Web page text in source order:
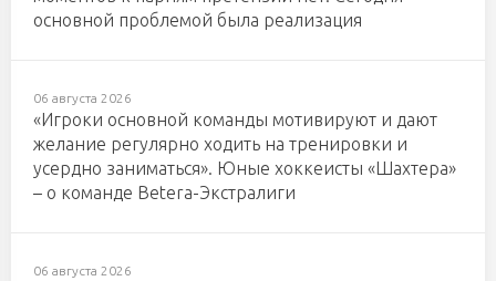
основной проблемой была реализация
06 августа 2026
«Игроки основной команды мотивируют и дают
желание регулярно ходить на тренировки и
усердно заниматься». Юные хоккеисты «Шахтера»
– о команде Betera-Экстралиги
06 августа 2026